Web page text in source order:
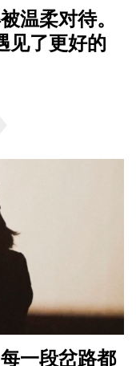
温柔对待。
见了更好的
一段岔路都